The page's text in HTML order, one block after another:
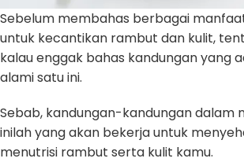
Sebelum membahas berbagai
untuk kecantikan rambut dan kulit,
kalau enggak bahas kandungan yang
alami satu ini.
Sebab, kandungan-kandungan dalam
inilah yang akan bekerja untuk
menutrisi rambut serta kulit kamu.